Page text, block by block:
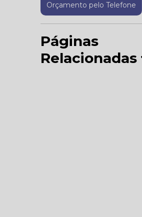
Orçamento pelo Telefone
Páginas
Relacionadas